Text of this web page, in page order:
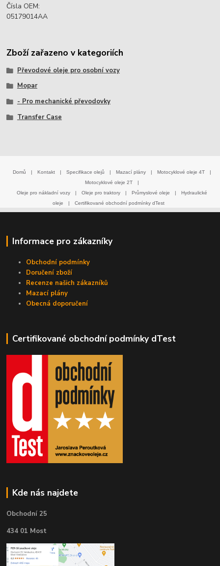
Čísla OEM:
05179014AA
Zboží zařazeno v kategoriích
Převodové oleje pro osobní vozy
Mopar
- Pro mechanické převodovky
Transfer Case
Domů Kontakt Specifikace olejů Mazací plány Motocyklové oleje 4T
Motocyklové oleje 2T
Oleje pro nákladní vozy
Oleje pro traktory Průmyslové oleje
Hydraulické
oleje
Certifikované obchodní podmínky dTest
Informace pro zákazníky
Obchodní podmínky
Doručení zboží
Recenze našich zákazníků
Mazací plány
Obecná doporučení
Certifikované obchodní podmínky dTest
Kde nás najdete
Obchodní 25
434 01 Most